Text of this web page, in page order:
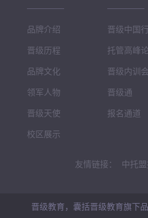
品牌介绍
晋级历程
品牌文化
领军人物
晋级天使
校区展示
晋级中国行
托管高峰
晋级内训会
晋级通
报名通道
友情链接： 中托
晋级教育，囊括晋级教育旗下